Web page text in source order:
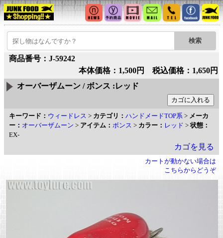
商品番号：J-59242
本体価格：1,500円 税込価格：1,650円
オーバーザムーン / ボンス :レッド
キーワード： ウィードレス > カテゴリ： ハンドメードTOP系 > メーカ
ー： オーバーザムーン > アイテム： ボンス > カラー： レッド >状態：
EX-
カゴを見る
カートが動かない場合は
こちらからどうぞ